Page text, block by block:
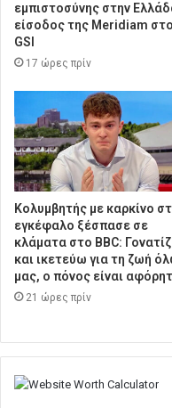
εμπιστοσύνης στην
είσοδος της Meridiam στο
GSI
17 ώρες πρίν
Κολυμβητής με καρκίνο
εγκέφαλο ξέσπασε σε
κλάματα στο BBC:
και ικετεύω για τη ζωή
μας, ο πόνος είναι
21 ώρες πρίν